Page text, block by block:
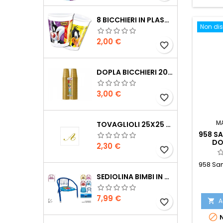
8 BICCHIERI IN PLASTICA LONNEY TUNES 200 ML
Prezzo
2,00 € favorite_border
DOPLA BICCHIERI 200CC 100PZ ORO
Prezzo
3,00 € favorite_border
TOVAGLIOLI 25X25 CM CON LETTERA 20 PEZZI
Prezzo
2,30 € favorite_border
SEDIOLINA BIMBI IN METALLO CON SONORO
Prezzo
7,99 € favorite_border
Non
958
958

